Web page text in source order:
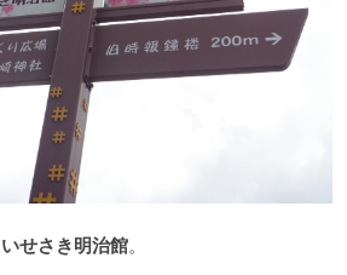
いせさき明治館。